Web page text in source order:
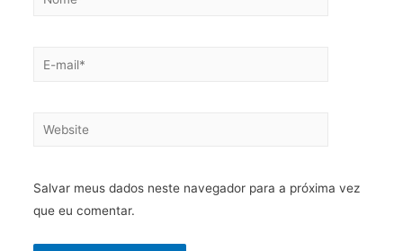
E-
Website
Salvar meus dados neste navegador para a próxima vez
que eu comentar.